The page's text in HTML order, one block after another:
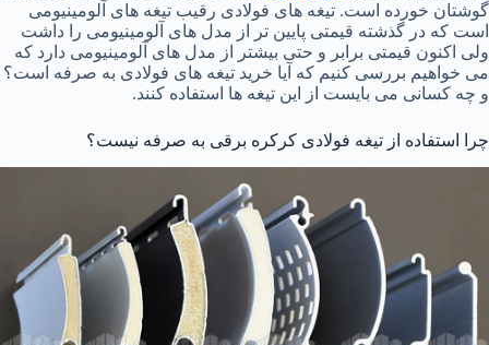
گوشتان خورده است. تیغه های فولادی رقیب تیغه های آلومینیومی
است که در گذشته قیمتی پایین تر از مدل های آلومینیومی را داشت
ولی اکنون قیمتی برابر و حتی بیشتر از مدل های آلومینیومی دارد که
می خواهیم بررسی کنیم که آیا خرید تیغه های فولادی به صرفه است؟
و چه کسانی می بایست از این تیغه ها استفاده کنند.
چرا استفاده از تیغه فولادی کرکره برقی به صرفه نیست؟